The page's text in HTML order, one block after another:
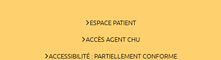
ESPACE PATIENT
ACCÈS AGENT CHU
ACCESSIBILITÉ : PARTIELLEMENT CONFORME